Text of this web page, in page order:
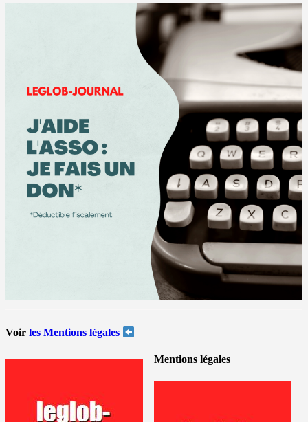
Voir les Mentions légales
Mentions légales